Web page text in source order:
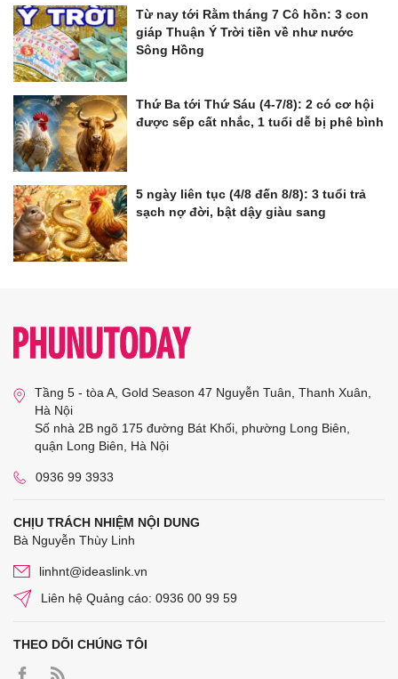
Từ nay tới Rằm tháng 7 Cô hồn: 3 con
giáp Thuận Ý Trời tiền về như nước
Sông Hồng
Thứ Ba tới Thứ Sáu (4-7/8): 2 có cơ hội
được sếp cất nhắc, 1 tuổi dễ bị phê bình
5 ngày liên tục (4/8 đến 8/8): 3 tuổi trả
sạch nợ đời, bật dậy giàu sang
Tầng 5 - tòa A, Gold Season 47 Nguyễn Tuân, Thanh Xuân,
Hà Nội
Số nhà 2B ngõ 175 đường Bát Khối, phường Long Biên,
quận Long Biên, Hà Nội
0936 99 3933
CHỊU TRÁCH NHIỆM NỘI DUNG
Bà Nguyễn Thùy Linh
linhnt@ideaslink.vn
Liên hệ Quảng cáo: 0936 00 99 59
THEO DÕI CHÚNG TÔI